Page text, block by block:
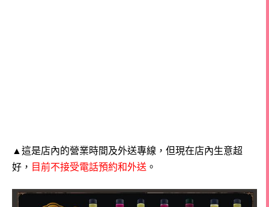
▲這是店內的營業時間及外送專線，但現在店內生意超
好， 目前不接受電話預約和外送 。